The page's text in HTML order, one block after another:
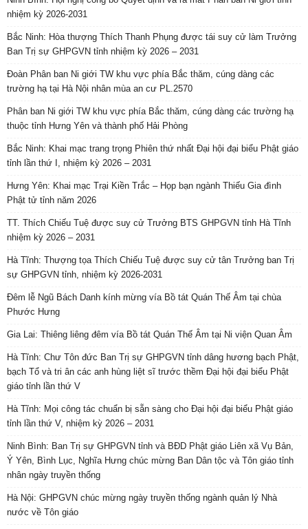
nhiệm kỳ 2026-2031
Bắc Ninh: Hòa thượng Thích Thanh Phụng được tái suy cử làm Trưởng
Ban Trị sự GHPGVN tỉnh nhiệm kỳ 2026 – 2031
Đoàn Phân ban Ni giới TW khu vực phía Bắc thăm, cúng dàng các
trường hạ tại Hà Nội nhân mùa an cư PL.2570
Phân ban Ni giới TW khu vực phía Bắc thăm, cúng dàng các trường hạ
thuộc tỉnh Hưng Yên và thành phố Hải Phòng
Bắc Ninh: Khai mạc trang trọng Phiên thứ nhất Đại hội đại biểu Phật giáo
tỉnh lần thứ I, nhiệm kỳ 2026 – 2031
Hưng Yên: Khai mạc Trại Kiền Trắc – Họp bạn ngành Thiếu Gia đình
Phật tử tỉnh năm 2026
TT. Thích Chiếu Tuệ được suy cử Trưởng BTS GHPGVN tỉnh Hà Tĩnh
nhiệm kỳ 2026 – 2031
Hà Tĩnh: Thượng tọa Thích Chiếu Tuệ được suy cử tân Trưởng ban Trị
sự GHPGVN tỉnh, nhiệm kỳ 2026-2031
Đêm lễ Ngũ Bách Danh kính mừng vía Bồ tát Quán Thế Âm tại chùa
Phước Hưng
Gia Lai: Thiêng liêng đêm vía Bồ tát Quán Thế Âm tại Ni viện Quan Âm
Hà Tĩnh: Chư Tôn đức Ban Trị sự GHPGVN tỉnh dâng hương bạch Phật,
bạch Tổ và tri ân các anh hùng liệt sĩ trước thềm Đại hội đại biểu Phật
giáo tỉnh lần thứ V
Hà Tĩnh: Mọi công tác chuẩn bị sẵn sàng cho Đại hội đại biểu Phật giáo
tỉnh lần thứ V, nhiệm kỳ 2026 – 2031
Ninh Bình: Ban Trị sự GHPGVN tỉnh và BĐD Phật giáo Liên xã Vụ Bản,
Ý Yên, Bình Lục, Nghĩa Hưng chúc mừng Ban Dân tộc và Tôn giáo tỉnh
nhân ngày truyền thống
Hà Nội: GHPGVN chúc mừng ngày truyền thống ngành quản lý Nhà
nước về Tôn giáo